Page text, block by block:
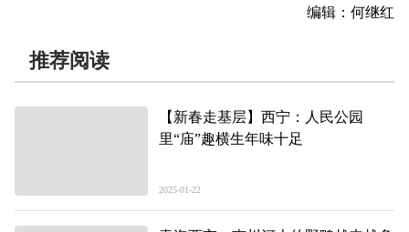
编辑：何继红
推荐阅读
【新春走基层】西宁：人民公园
里“庙”趣横生年味十足
2025-01-22